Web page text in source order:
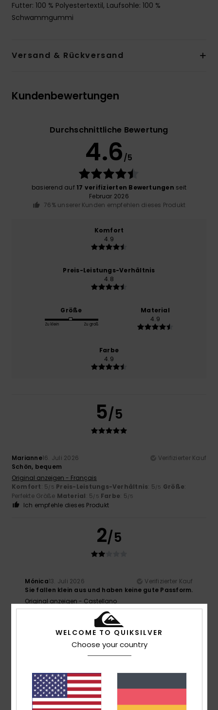
Futter: 100 % Polyestertextil, Laufsohle: 100 %
Schwammgummi
Versand & Rückversand
Kundenbewertungen
Durchschnittliche Bewertung
4.6/5
basierend auf 17 verifizierten Bewertungen seit
Februar 2026
76% unserer Kunden empfehlen dieses Produkt
Komfort
4.9
Preis-Leistungs-Verhältnis
4.8
Größe
Zu klein Zu groß
Material
4.9
Farbe
4.9
5/5
Marianne16. Juli 2026
Verifizierter Kauf
Schön, bequem
Original anzeigen - Français
Komfort: 5/5 Preis-Leistungs-Verhältnis: 5/5 Größe:
Perfekte Größe Material: 5/5 Farbe: 5/5
Ich empfehle dieses Produkt
2/5
Mónica13. Juli 2026
Verifizierter Kauf
Sie fallen klein aus und haben keine gute Passform.
Original anzeigen - Castellano
Größe: Zu kleinMaterial: 3/5 Farbe: 3/5
5/5
Amalia5. Juli 2026
Alles in Ordnung
Original anzeigen - Castellano
WELCOME TO QUIKSILVER
Choose your country